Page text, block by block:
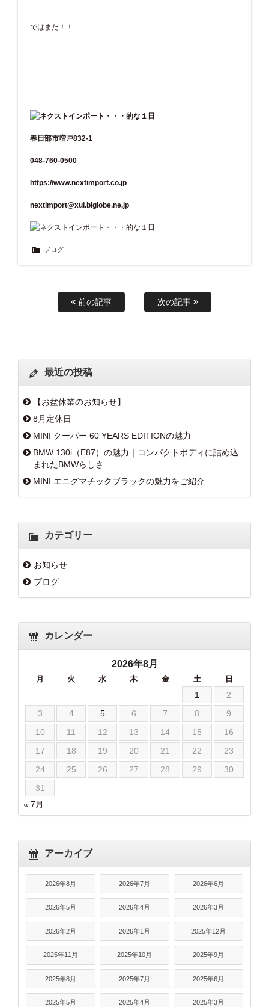
ではまた！！
春日部市増戸832-1
048-760-0500
https://www.nextimport.co.jp
nextimport@xui.biglobe.ne.jp
ブログ
前の記事 次の記事
最近の投稿
【お盆休業のお知らせ】
8月定休日
MINI クーパー 60 YEARS EDITIONの魅力
BMW 130i（E87）の魅力｜コンパクトボディに詰め込
まれたBMWらしさ
MINI エニグマチックブラックの魅力をご紹介
カテゴリー
お知らせ
ブログ
カレンダー
2026年8月
月 火 水 木 金 土 日
1
2
3
4 5 6 7 8
9
10
11 12 13 14 15
16
17
18 19 20 21 22
23
24
25 26 27 28 29
30
31
« 7月
アーカイブ
2026年8月 2026年7月 2026年6月
2026年5月 2026年4月 2026年3月
2026年2月 2026年1月 2025年12月
2025年11月 2025年10月 2025年9月
2025年8月 2025年7月 2025年6月
2025年5月 2025年4月 2025年3月